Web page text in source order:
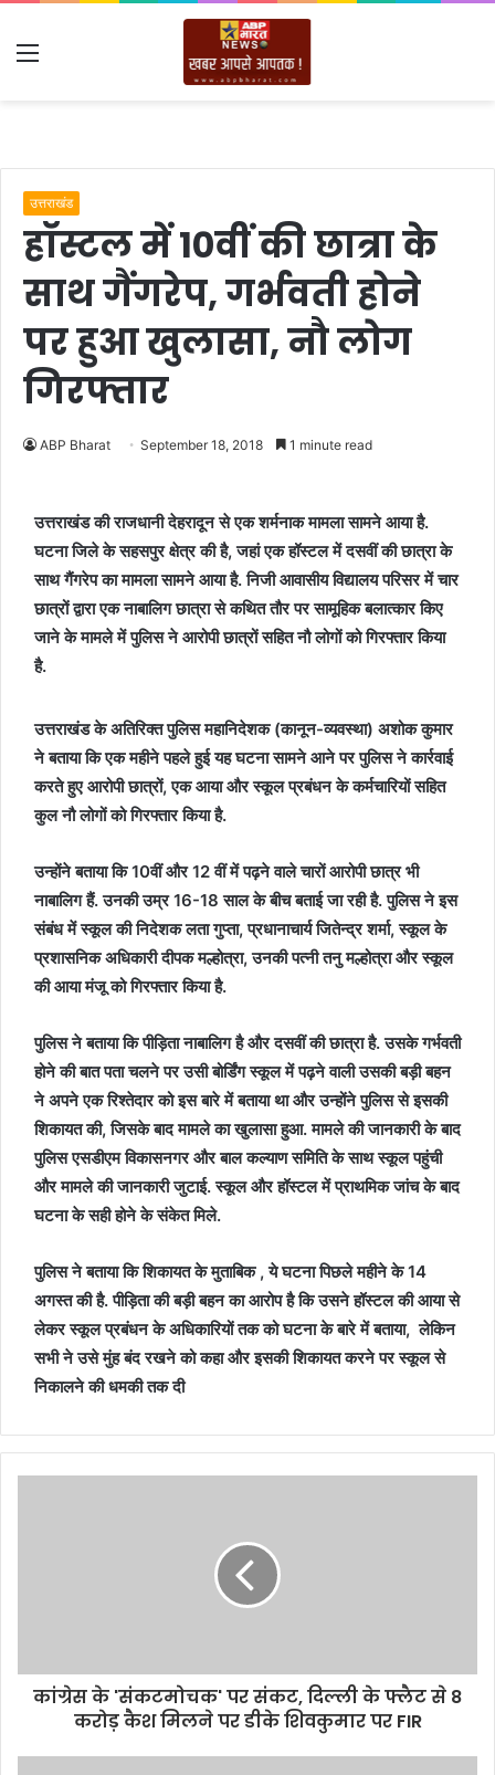
Menu
उत्तराखंड
हॉस्टल में 10वीं की छात्रा के
साथ गैंगरेप, गर्भवती होने
पर हुआ खुलासा, नौ लोग
गिरफ्तार
ABP Bharat September 18, 2018 1 minute read
उत्तराखंड की राजधानी देहरादून से एक शर्मनाक मामला सामने आया है.
घटना जिले के सहसपुर क्षेत्र की है, जहां एक हॉस्टल में दसवीं की छात्रा के
साथ गैंगरेप का मामला सामने आया है. निजी आवासीय विद्यालय परिसर में चार
छात्रों द्वारा एक नाबालिग छात्रा से कथित तौर पर सामूहिक बलात्कार किए
जाने के मामले में पुलिस ने आरोपी छात्रों सहित नौ लोगों को गिरफ्तार किया
है.
उत्तराखंड के अतिरिक्त पुलिस महानिदेशक (कानून-व्यवस्था) अशोक कुमार
ने बताया कि एक महीने पहले हुई यह घटना सामने आने पर पुलिस ने कार्रवाई
करते हुए आरोपी छात्रों, एक आया और स्कूल प्रबंधन के कर्मचारियों सहित
कुल नौ लोगों को गिरफ्तार किया है.
उन्होंने बताया कि 10वीं और 12 वीं में पढ़ने वाले चारों आरोपी छात्र भी
नाबालिग हैं. उनकी उम्र 16-18 साल के बीच बताई जा रही है. पुलिस ने इस
संबंध में स्कूल की निदेशक लता गुप्ता, प्रधानाचार्य जितेन्द्र शर्मा, स्कूल के
प्रशासनिक अधिकारी दीपक मल्होत्रा, उनकी पत्नी तनु मल्होत्रा और स्कूल
की आया मंजू को गिरफ्तार किया है.
पुलिस ने बताया कि पीड़िता नाबालिग है और दसवीं की छात्रा है. उसके गर्भवती
होने की बात पता चलने पर उसी बोर्डिंग स्कूल में पढ़ने वाली उसकी बड़ी बहन
ने अपने एक रिश्तेदार को इस बारे में बताया था और उन्होंने पुलिस से इसकी
शिकायत की, जिसके बाद मामले का खुलासा हुआ. मामले की जानकारी के बाद
पुलिस एसडीएम विकासनगर और बाल कल्याण समिति के साथ स्कूल पहुंची
और मामले की जानकारी जुटाई. स्कूल और हॉस्टल में प्राथमिक जांच के बाद
घटना के सही होने के संकेत मिले.
पुलिस ने बताया कि शिकायत के मुताबिक , ये घटना पिछले महीने के 14
अगस्त की है. पीड़िता की बड़ी बहन का आरोप है कि उसने हॉस्टल की आया से
लेकर स्कूल प्रबंधन के अधिकारियों तक को घटना के बारे में बताया, लेकिन
सभी ने उसे मुंह बंद रखने को कहा और इसकी शिकायत करने पर स्कूल से
निकालने की धमकी तक दी
कांग्रेस के 'संकटमोचक' पर संकट, दिल्ली के फ्लैट से 8
करोड़ कैश मिलने पर डीके शिवकुमार पर FIR